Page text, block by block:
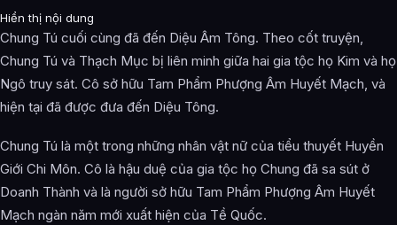
Hiển thị nội dung
Chung Tú cuối cùng đã đến Diệu Âm Tông. Theo cốt truyện,
Chung Tú và Thạch Mục bị liên minh giữa hai gia tộc họ Kim và họ
Ngô truy sát. Cô sở hữu Tam Phẩm Phượng Âm Huyết Mạch, và
hiện tại đã được đưa đến Diệu Tông.
Chung Tú là một trong những nhân vật nữ của tiểu thuyết Huyền
Giới Chi Môn. Cô là hậu duệ của gia tộc họ Chung đã sa sút ở
Doanh Thành và là người sở hữu Tam Phẩm Phượng Âm Huyết
Mạch ngàn năm mới xuất hiện của Tề Quốc.